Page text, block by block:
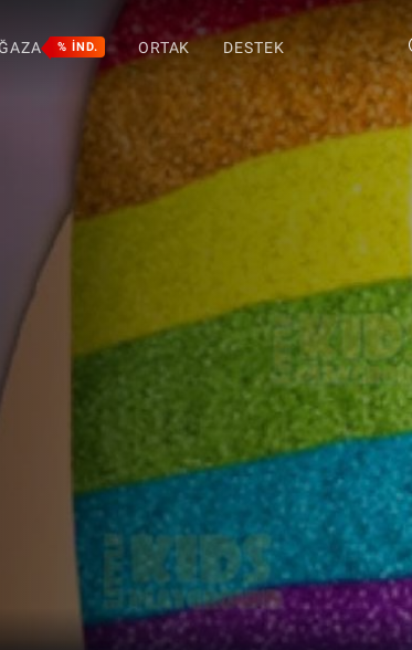
% IND. ORTAK DESTEK